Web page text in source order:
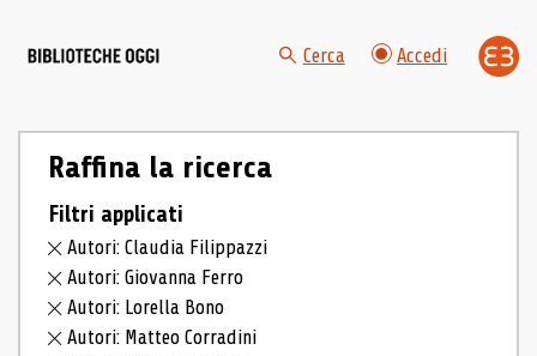
Cerca Accedi
Raffina la ricerca
Filtri applicati
Autori: Claudia Filippazzi
Autori: Giovanna Ferro
Autori: Lorella Bono
Autori: Matteo Corradini